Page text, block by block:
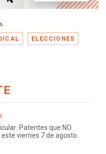
ELECCIONES
Patentes que NO
viernes 7 de agosto